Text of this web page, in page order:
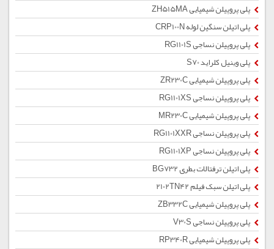
پلی پروپیلن شیمیایی ZH515MA
پلی اتیلن سنگین لوله CRP100N
پلی پروپیلن نساجی RG1101S
پلی وینیل کلراید S70
پلی پروپیلن شیمیایی ZR230C
پلی پروپیلن نساجی RG1101XS
پلی پروپیلن شیمیایی MR230C
پلی پروپیلن نساجی RG1101XXR
پلی پروپیلن نساجی RG1101XP
پلی اتیلن ترفتالات بطری BG732
پلی اتیلن سبک فیلم 2102TN42
پلی پروپیلن شیمیایی ZB332C
پلی پروپیلن نساجی V30S
پلی پروپیلن شیمیایی RP340R